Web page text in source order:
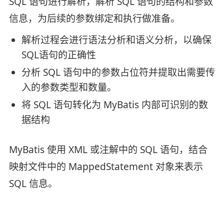
信息，为后续的参数绑定和执行做准备。
解析过程会进行语法分析和语义分析，以确保
SQL语句的正确性
分析 SQL 语句中的参数占位符并提取出需要传
入的参数类型和数量。
将 SQL 语句转化为 MyBatis 内部可识别的数
据结构
MyBatis 使用 XML 或注解中的 SQL 语句，结合
映射文件中的 MappedStatement 对象来表示
SQL 信息。